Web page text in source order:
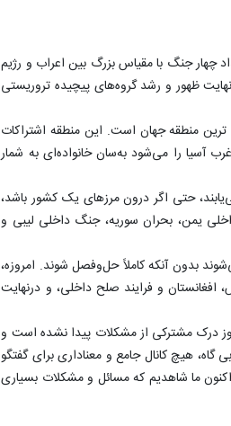
چهار جنگ با مقیاس بزرگ بین اعراب و رژیم
ظهور و رشد گروه‌های پیچیده تروریستی
منطقه جهان است. این منطقه اشتراکات
آسیا را می‌شود به‌سان خانواده‌ای به شمار
حتی اگر درون مرزهای یک کشور باشد،
یمن، بحران سوریه، جنگ داخلی لیبی و
بدون آنکه کاملاً حل‌وفصل شوند. امروزه،
و فرایند صلح داخلی، و درنهایت
درک مشترکی از مشکلات پیدا نشده است و
هیچ کانال جامع و معناداری برای گفتگو
ما شاهدیم که مسائل و مشکلات بسیاری